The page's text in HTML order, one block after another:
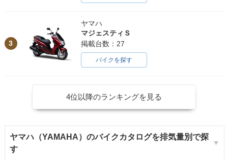
3
ヤマハ
マジェスティＳ
掲載台数：27
バイクを探す
4位以降のランキングを見る
ヤマハ（YAMAHA）のバイクカタログを排気量別で探
す